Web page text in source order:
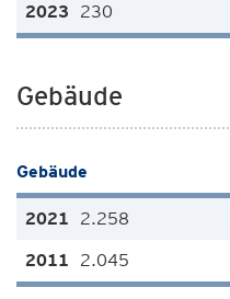
230
Gebäude
Gebäude
2.258
2.045